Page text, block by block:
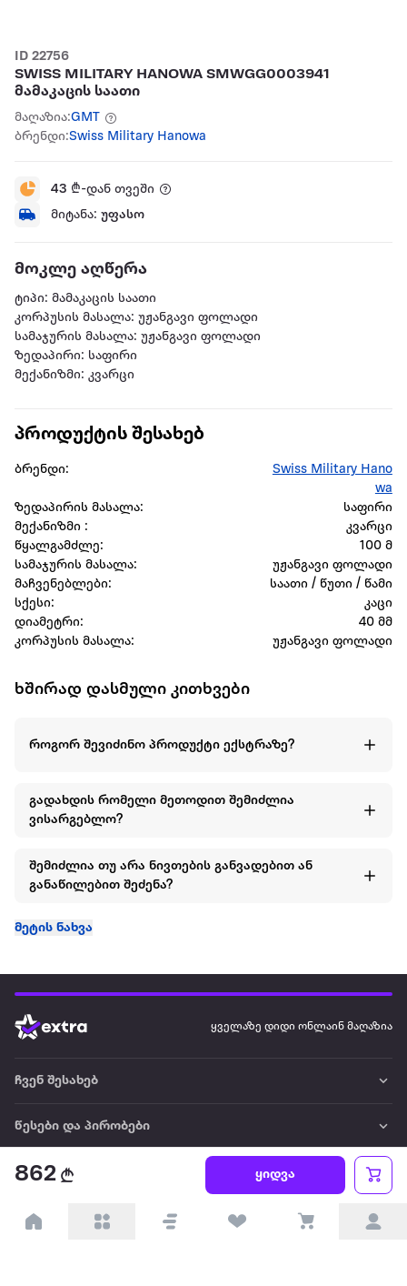
ID 22756
SWISS MILITARY HANOWA SMWGG0003941
მამაკაცის საათი
მაღაზია:GMT
ბრენდი:Swiss Military Hanowa
43 ₾-დან თვეში
მიტანა: უფასო
მოკლე აღწერა
ტიპი: მამაკაცის საათი
კორპუსის მასალა: უჟანგავი ფოლადი
სამაჯურის მასალა: უჟანგავი ფოლადი
ზედაპირი: საფირი
მექანიზმი: კვარცი
862 ყიდვა
პროდუქტის შესახებ
ბრენდი:
Swiss Military Hano
wa
ზედაპირის მასალა:
საფირი
მექანიზმი :
კვარცი
წყალგამძლე:
100 მ
სამაჯურის მასალა:
უჟანგავი ფოლადი
მაჩვენებლები:
საათი / წუთი / წამი
სქესი:
კაცი
დიამეტრი:
40 მმ
კორპუსის მასალა:
უჟანგავი ფოლადი
ხშირად დასმული კითხვები
როგორ შევიძინო პროდუქტი ექსტრაზე?
გადახდის რომელი მეთოდით შემიძლია
ვისარგებლო?
შემიძლია თუ არა ნივთების განვადებით ან
განაწილებით შეძენა?
მეტის ნახვა
ყველაზე დიდი ონლაინ მაღაზია
ჩვენ შესახებ
წესები და პირობები
პარტნიორებისთვის
ტრენდული